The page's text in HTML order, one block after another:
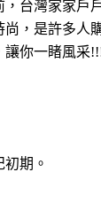
台灣家家
，是許多人
讓你一睹風采
初期。